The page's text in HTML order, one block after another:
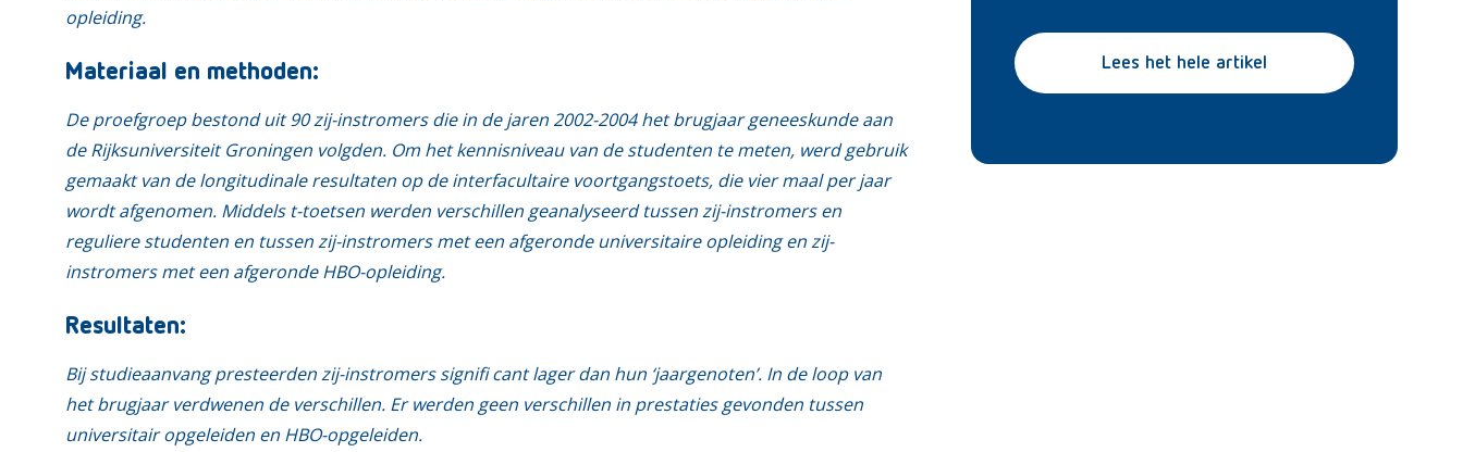
Lees het hele artikel
opleiding.
Materiaal en methoden:
De proefgroep bestond uit 90 zij-instromers die in de jaren 2002-2004 het brugjaar geneeskunde aan
de Rijksuniversiteit Groningen volgden. Om het kennisniveau van de studenten te meten, werd gebruik
gemaakt van de longitudinale resultaten op de interfacultaire voortgangstoets, die vier maal per jaar
wordt afgenomen. Middels t-toetsen werden verschillen geanalyseerd tussen zij-instromers en
reguliere studenten en tussen zij-instromers met een afgeronde universitaire opleiding en zij-
instromers met een afgeronde HBO-opleiding.
Resultaten:
Bij studieaanvang presteerden zij-instromers signifi cant lager dan hun ‘jaargenoten’. In de loop van
het brugjaar verdwenen de verschillen. Er werden geen verschillen in prestaties gevonden tussen
universitair opgeleiden en HBO-opgeleiden.